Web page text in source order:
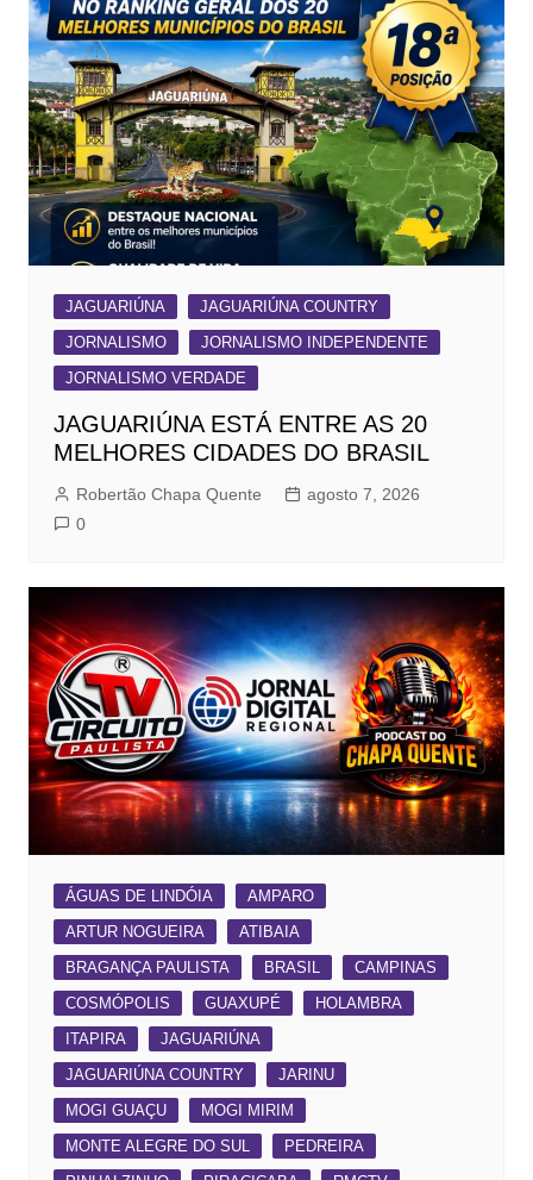
JAGUARIÚNA
JAGUARIÚNA COUNTRY
JORNALISMO
JORNALISMO INDEPENDENTE
JORNALISMO VERDADE
JAGUARIÚNA ESTÁ ENTRE AS 20
MELHORES CIDADES DO BRASIL
Robertão Chapa Quente
agosto 7, 2026
0
ÁGUAS DE LINDÓIA
AMPARO
ARTUR NOGUEIRA
ATIBAIA
BRAGANÇA PAULISTA
BRASIL
CAMPINAS
COSMÓPOLIS
GUAXUPÉ
HOLAMBRA
ITAPIRA
JAGUARIÚNA
JAGUARIÚNA COUNTRY
JARINU
MOGI GUAÇU
MOGI MIRIM
MONTE ALEGRE DO SUL
PEDREIRA